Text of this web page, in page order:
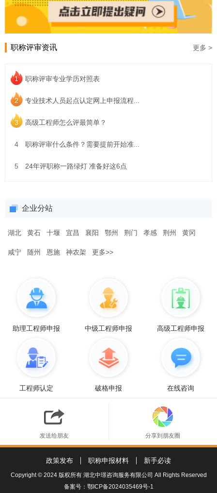
职称评审资讯 更多 >
1 职称评审专业学历对照表
2 专业技术人员起点认定网上申报流程...
3 高级工程师怎么评最简单？
4 职称评审什么条件？需要提前开始准...
5 24年评职称一路绿灯 准备好这6点
企业分站
湖北 黄石 十堰 宜昌 襄阳 鄂州 荆门 孝感 荆州 黄冈
咸宁 随州 恩施 神农架 更多>>
助理工程师申报 中级工程师申报 高级工程师申报
工程师认定 破格申报 在线咨询
发送给朋友 分享到朋友圈
政策发布 职称申报材料 新手必读
Copyright © 2024 版权所有 湖北中璟咨询服务有限公司 All Rights Reserved
备案号： 鄂ICP备2024035469号-1